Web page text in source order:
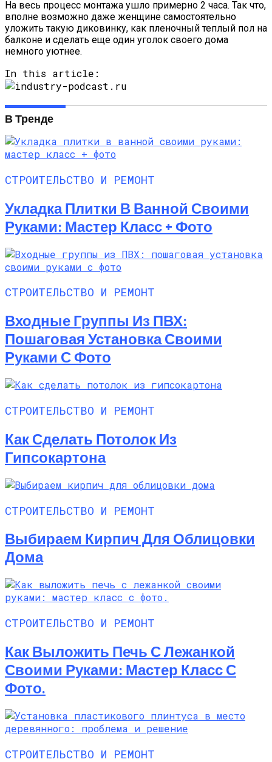
На весь процесс монтажа ушло примерно 2 часа. Так что,
вполне возможно даже женщине самостоятельно
уложить такую диковинку, как пленочный теплый пол на
балконе и сделать еще один уголок своего дома
немного уютнее.
In this article:
В Тренде
СТРОИТЕЛЬСТВО И РЕМОНТ
Укладка Плитки В Ванной Своими
Руками: Мастер Класс + Фото
СТРОИТЕЛЬСТВО И РЕМОНТ
Входные Группы Из ПВХ:
Пошаговая Установка Своими
Руками С Фото
СТРОИТЕЛЬСТВО И РЕМОНТ
Как Сделать Потолок Из
Гипсокартона
СТРОИТЕЛЬСТВО И РЕМОНТ
Выбираем Кирпич Для Облицовки
Дома
СТРОИТЕЛЬСТВО И РЕМОНТ
Как Выложить Печь С Лежанкой
Своими Руками: Мастер Класс С
Фото.
СТРОИТЕЛЬСТВО И РЕМОНТ